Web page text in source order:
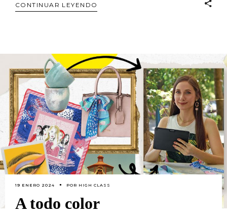
CONTINUAR LEYENDO
19 ENERO 2024 POR HIGH CLASS
A todo color